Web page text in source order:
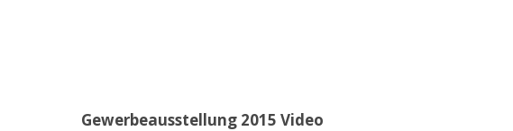
Gewerbeausstellung 2015 Video